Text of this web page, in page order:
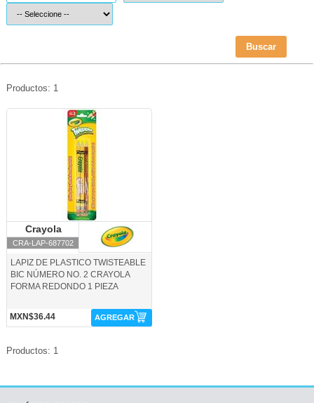
Buscar
Productos: 1
CRA-LAP-687702-Crayola
Crayola
CRA-LAP-687702
LAPIZ DE PLASTICO TWISTEABLE
BIC NÚMERO NO. 2 CRAYOLA
FORMA REDONDO 1 PIEZA
MXN$36.44 AGREGAR
Productos: 1